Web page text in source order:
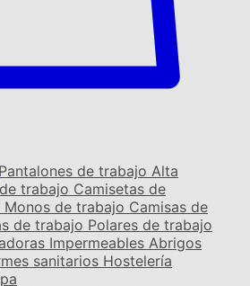
Pantalones de trabajo Alta
trabajo Camisetas de
Monos de trabajo Camisas de
de trabajo Polares de trabajo
Impermeables Abrigos
sanitarios Hostelería